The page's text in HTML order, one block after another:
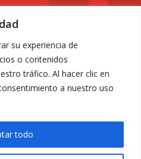
su experiencia de
o contenidos
tráfico. Al hacer clic en
a nuestro uso
todo
nº6. 30009 Murcia